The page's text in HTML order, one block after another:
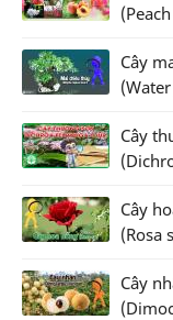
Cây
Cây
Cây
(Rosa
Cây